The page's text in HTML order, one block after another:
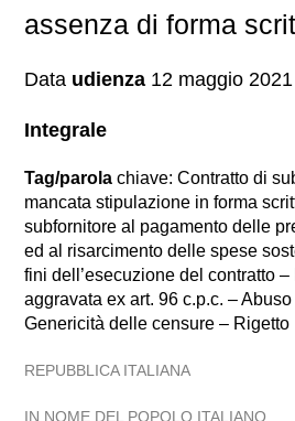
assenza di forma
Data udienza 12 maggio 2021
Integrale
Tag/parola chiave: Contratto di
mancata stipulazione in forma
subfornitore al pagamento delle
ed al risarcimento delle spese
fini dell’esecuzione del contratto
aggravata ex art. 96 c.p.c. –
Genericità delle censure – Rigetto
REPUBBLICA ITALIANA
IN NOME DEL POPOLO ITALIANO